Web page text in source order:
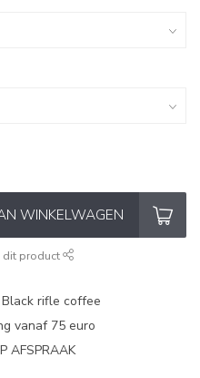
WINKELWAGEN
dit product
rifle coffee
vanaf 75 euro
AFSPRAAK